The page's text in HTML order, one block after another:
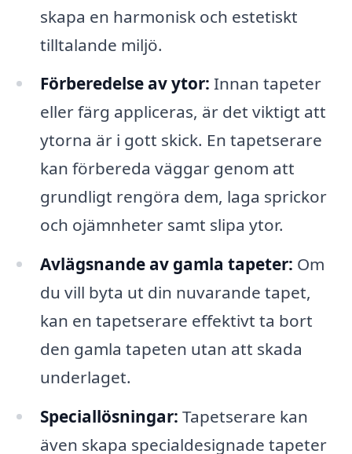
skapa en harmonisk och estetiskt
tilltalande miljö.
Förberedelse av ytor: Innan tapeter
eller färg appliceras, är det viktigt att
ytorna är i gott skick. En tapetserare
kan förbereda väggar genom att
grundligt rengöra dem, laga sprickor
och ojämnheter samt slipa ytor.
Avlägsnande av gamla tapeter: Om
du vill byta ut din nuvarande tapet,
kan en tapetserare effektivt ta bort
den gamla tapeten utan att skada
underlaget.
Speciallösningar: Tapetserare kan
även skapa specialdesignade tapeter